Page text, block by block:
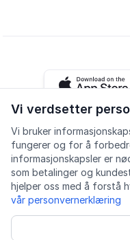
Vi verdsetter
Vi bruker
fungerer og for å
informasjonskapsler er
som betalinger og
hjelper oss med å forstå
vår personvernerklæring
iOS